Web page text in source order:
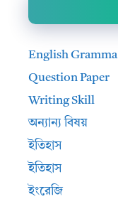
English Gramma
Question Paper
Writing Skill
অন্যান্য বিষয়
ইতিহাস
ইতিহাস
ইংরেজি